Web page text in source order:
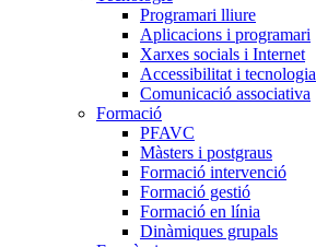
Programari lliure
Aplicacions i programari
Xarxes socials i Internet
Accessibilitat i tecnologia
Comunicació associativa
Formació
PFAVC
Màsters i postgraus
Formació intervenció
Formació gestió
Formació en línia
Dinàmiques grupals